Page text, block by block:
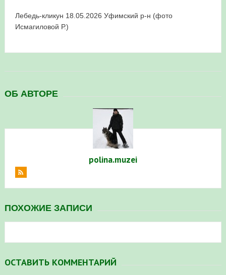
Лебедь-кликун 18.05.2026 Уфимский р-н (фото
Исмагиловой Р.)
ОБ АВТОРЕ
polina.muzei
ПОХОЖИЕ ЗАПИСИ
ОСТАВИТЬ КОММЕНТАРИЙ